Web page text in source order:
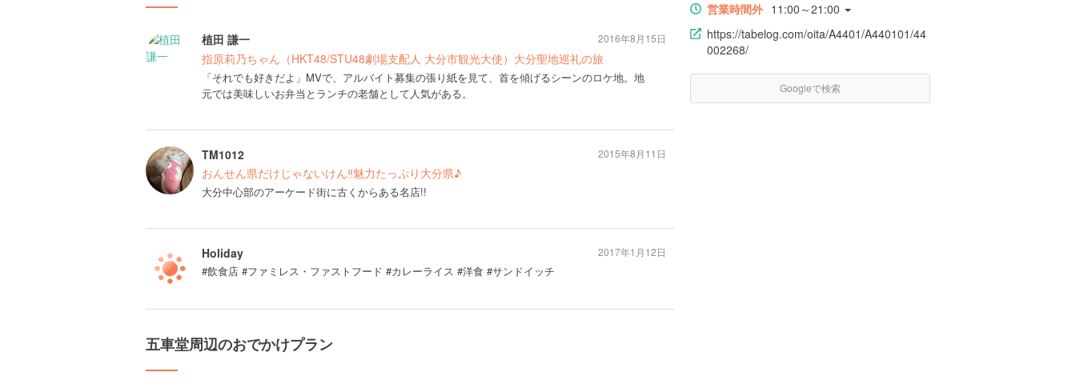
植田 謙一
指原莉乃ちゃん（HKT48/STU48劇場支配人 大分市観光大使）大分聖地巡礼の旅
「それでも好きだよ」MVで、アルバイト募集の張り紙を見て、首を傾げるシーンのロケ地。地
元では美味しいお弁当とランチの老舗として人気がある。
2016年8月15日
TM1012
おんせん県だけじゃないけん‼︎魅力たっぷり大分県♪
大分中心部のアーケード街に古くからある名店!!
2015年8月11日
Holiday
#飲食店 #ファミレス・ファストフード #カレーライス #洋食 #サンドイッチ
2017年1月12日
五車堂周辺のおでかけプラン
営業時間外 11:00～21:00
https://tabelog.com/oita/A4401/A440101/44
002268/
Googleで検索